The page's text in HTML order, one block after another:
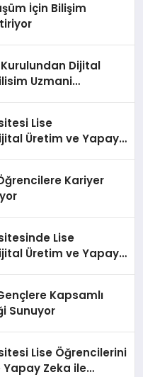
İçin Bilişim
Dijital
Uzmani
Lise
Üretim ve Yapay
Kariyer
Lise
Üretim ve Yapay
Kapsamlı
Sunuyor
Lise Öğrencilerini
Zeka ile